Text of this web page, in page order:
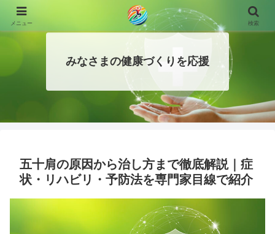
みなさまの健康づくりを応援
五十肩の原因から治し方まで徹底解説｜症
状・リハビリ・予防法を専門家目線で紹介
メニュー 検索